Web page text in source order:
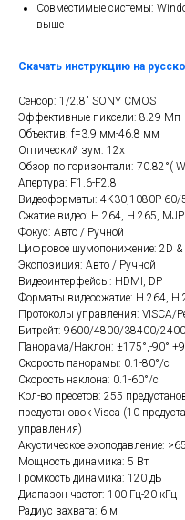
Совместимые системы:
выше
Скачать инструкцию на
Сенсор: 1/2.8" SONY CMOS
Эффективные пиксели: 8.29 Мп
Объектив: f=3.9 мм-46.8 мм
Оптический зум: 12x
Обзор по горизонтали: 70.82°(
Апертура: F1.6-F2.8
Видеоформаты: 4K30,1080P-
Сжатие видео: H.264, H.265,
Фокус: Авто / Ручной
Цифровое шумопонижение: 2D &
Экспозиция: Авто / Ручной
Видеоинтерфейсы: HDMI, DP
Форматы видеосжатие: H.264,
Протоколы управления: VISCA/
Битрейт: 9600/4800/38400/2400
Панорама/Наклон: ±175°,-90°
Скорость панорамы: 0.1-80°/с
Скорость наклона: 0.1-60°/с
Кол-во пресетов: 255
предустановок Visca (10
управления)
Акустическое эхоподавление:
Мощность динамика: 5 Вт
Громкость динамика: 120 дБ
Диапазон частот: 100 Гц-20 кГц
Радиус захвата: 6 м